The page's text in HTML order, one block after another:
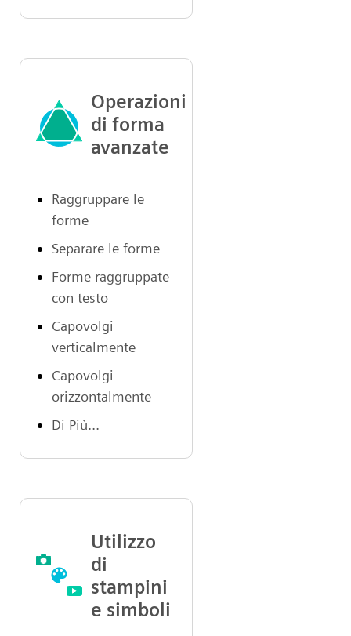
Operazioni
di forma
avanzate
Raggruppare le
forme
Separare le forme
Forme raggruppate
con testo
Capovolgi
verticalmente
Capovolgi
orizzontalmente
Di Più...
Utilizzo
di
stampini
e simboli